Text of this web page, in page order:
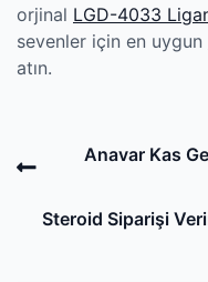
orjinal LGD-4033
sevenler için en uygun
atın.
PreviousAnavar Kas
Steroid Siparişi